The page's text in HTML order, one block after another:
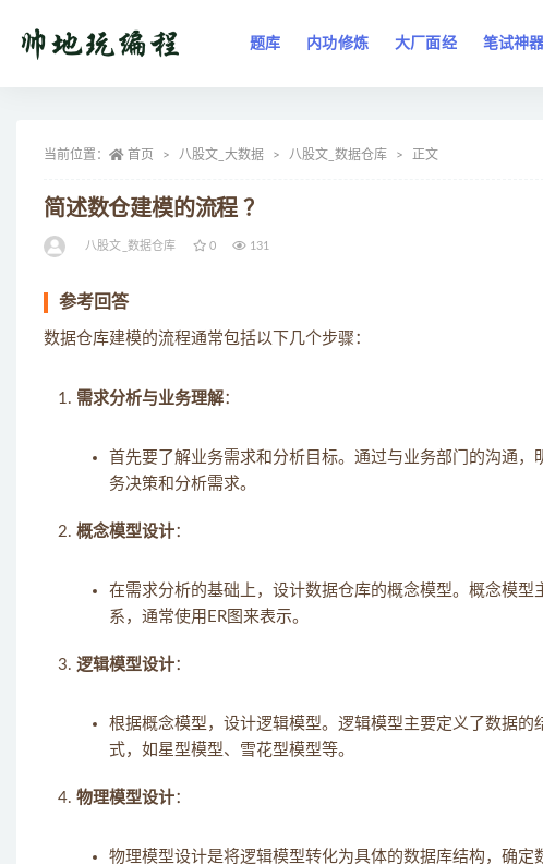
题库 内功修炼 大厂面经 笔试神器
当前位置： 首页 八股文_大数据 八股文_数据仓库 正文
简述数仓建模的流程 ？
八股文_数据仓库 0 131
参考回答
数据仓库建模的流程通常包括以下几个步骤：
需求分析与业务理解：
首先要了解业务需求和分析目标。通过与业务部门的沟通
务决策和分析需求。
概念模型设计：
在需求分析的基础上，设计数据仓库的概念模型。概念模
系，通常使用ER图来表示。
逻辑模型设计：
根据概念模型，设计逻辑模型。逻辑模型主要定义了数据
式，如星型模型、雪花型模型等。
物理模型设计：
物理模型设计是将逻辑模型转化为具体的数据库结构，确